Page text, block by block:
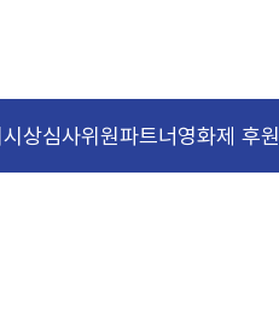
시상심사위원파트너영화제 후원